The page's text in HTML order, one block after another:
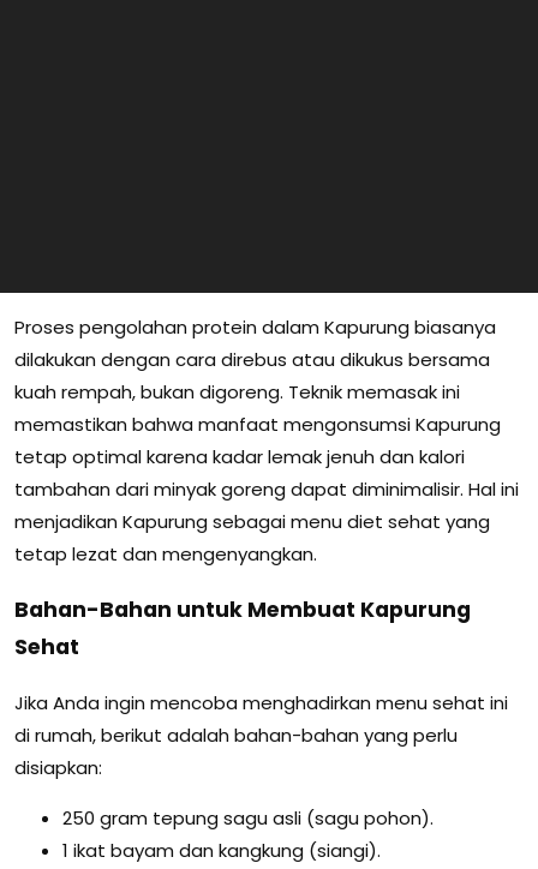
Proses pengolahan protein dalam Kapurung biasanya
dilakukan dengan cara direbus atau dikukus bersama
kuah rempah, bukan digoreng. Teknik memasak ini
memastikan bahwa manfaat mengonsumsi Kapurung
tetap optimal karena kadar lemak jenuh dan kalori
tambahan dari minyak goreng dapat diminimalisir. Hal ini
menjadikan Kapurung sebagai menu diet sehat yang
tetap lezat dan mengenyangkan.
Bahan-Bahan untuk Membuat Kapurung
Sehat
Jika Anda ingin mencoba menghadirkan menu sehat ini
di rumah, berikut adalah bahan-bahan yang perlu
disiapkan:
250 gram tepung sagu asli (sagu pohon).
1 ikat bayam dan kangkung (siangi).